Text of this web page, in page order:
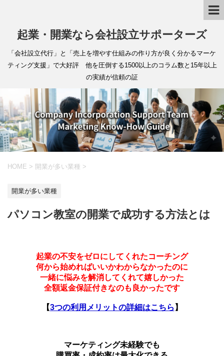
起業・開業なら会社設立サポーターズ
「会社設立代行」と「売上を増やす仕組みの作り方が良く分かるマーケ
ティング支援」で大好評 他を圧倒する1500以上のコラム数と15年以上
の実績が信頼の証
HOME > 開業が多い業種 >
開業が多い業種
パソコン教室の開業で成功する方法とは
起業の不安をゼロにしてくれたコーチング
何から始めればいいかわからなかったのに
一緒に悩みを解消してくれて嬉しかった
全額返金保証付きなのも良かったです
【3つの利用メリットの詳細はこちら 】
マーケティング未経験でも